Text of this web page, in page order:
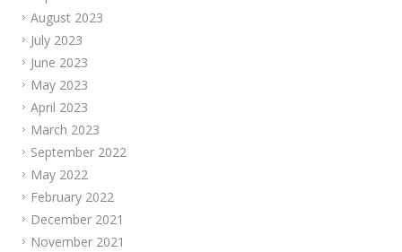
August 2023
July 2023
June 2023
May 2023
April 2023
March 2023
September 2022
May 2022
February 2022
December 2021
November 2021